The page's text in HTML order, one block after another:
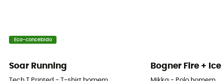
Eco-concebido
Soar Running Bogner Fire + Ice